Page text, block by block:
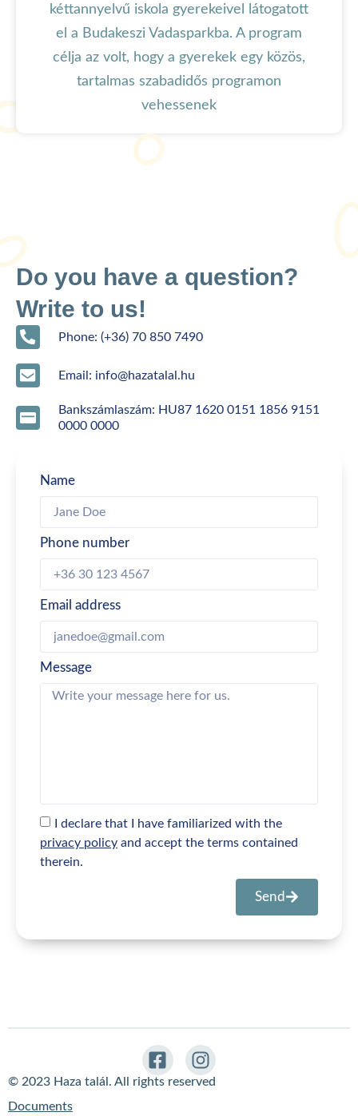
kéttannyelvű iskola gyerekeivel látogatott
el a Budakeszi Vadasparkba. A program
célja az volt, hogy a gyerekek egy közös,
tartalmas szabadidős programon
vehessenek
Do you have a question?
Write to us!
Phone: (+36) 70 850 7490
Email: info@hazatalal.hu
Bankszámlaszám: HU87 1620 0151 1856 9151
0000 0000
Name
Phone number
Email address
Message
I declare that I have familiarized with the
privacy policy and accept the terms contained
therein.
Send
© 2023 Haza talál. All rights reserved
Documents